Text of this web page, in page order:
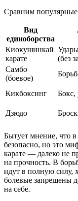
Сравним популярные
Вид
единоборства
Киокушинкай
карате
(без
Самбо
(боевое)
Кикбоксинг
Бокс,
Дзюдо
Бытует мнение, что
безопасно, но это
карате — далеко не
на прочность. В
идут в полную силу,
болевые запрещены
на себе.